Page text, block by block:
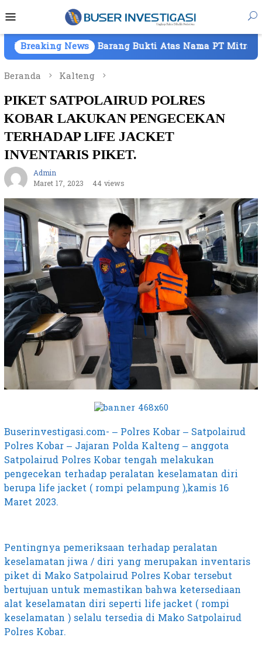
ke
kontenMobile
Breaking News
Barang Bukti Atas Nama PT Mitra Usaha Properti
Beranda
Kalteng
PIKET SATPOLAIRUD POLRES
KOBAR LAKUKAN PENGECEKAN
TERHADAP LIFE JACKET
INVENTARIS PIKET.
Admin
Maret 17, 2023
44 views
Buserinvestigasi.com- – Polres Kobar – Satpolairud
Polres Kobar – Jajaran Polda Kalteng – anggota
Satpolairud Polres Kobar tengah melakukan
pengecekan terhadap peralatan keselamatan diri
berupa life jacket ( rompi pelampung ),kamis 16
Maret 2023.
Pentingnya pemeriksaan terhadap peralatan
keselamatan jiwa / diri yang merupakan inventaris
piket di Mako Satpolairud Polres Kobar tersebut
bertujuan untuk memastikan bahwa ketersediaan
alat keselamatan diri seperti life jacket ( rompi
keselamatan ) selalu tersedia di Mako Satpolairud
Polres Kobar.